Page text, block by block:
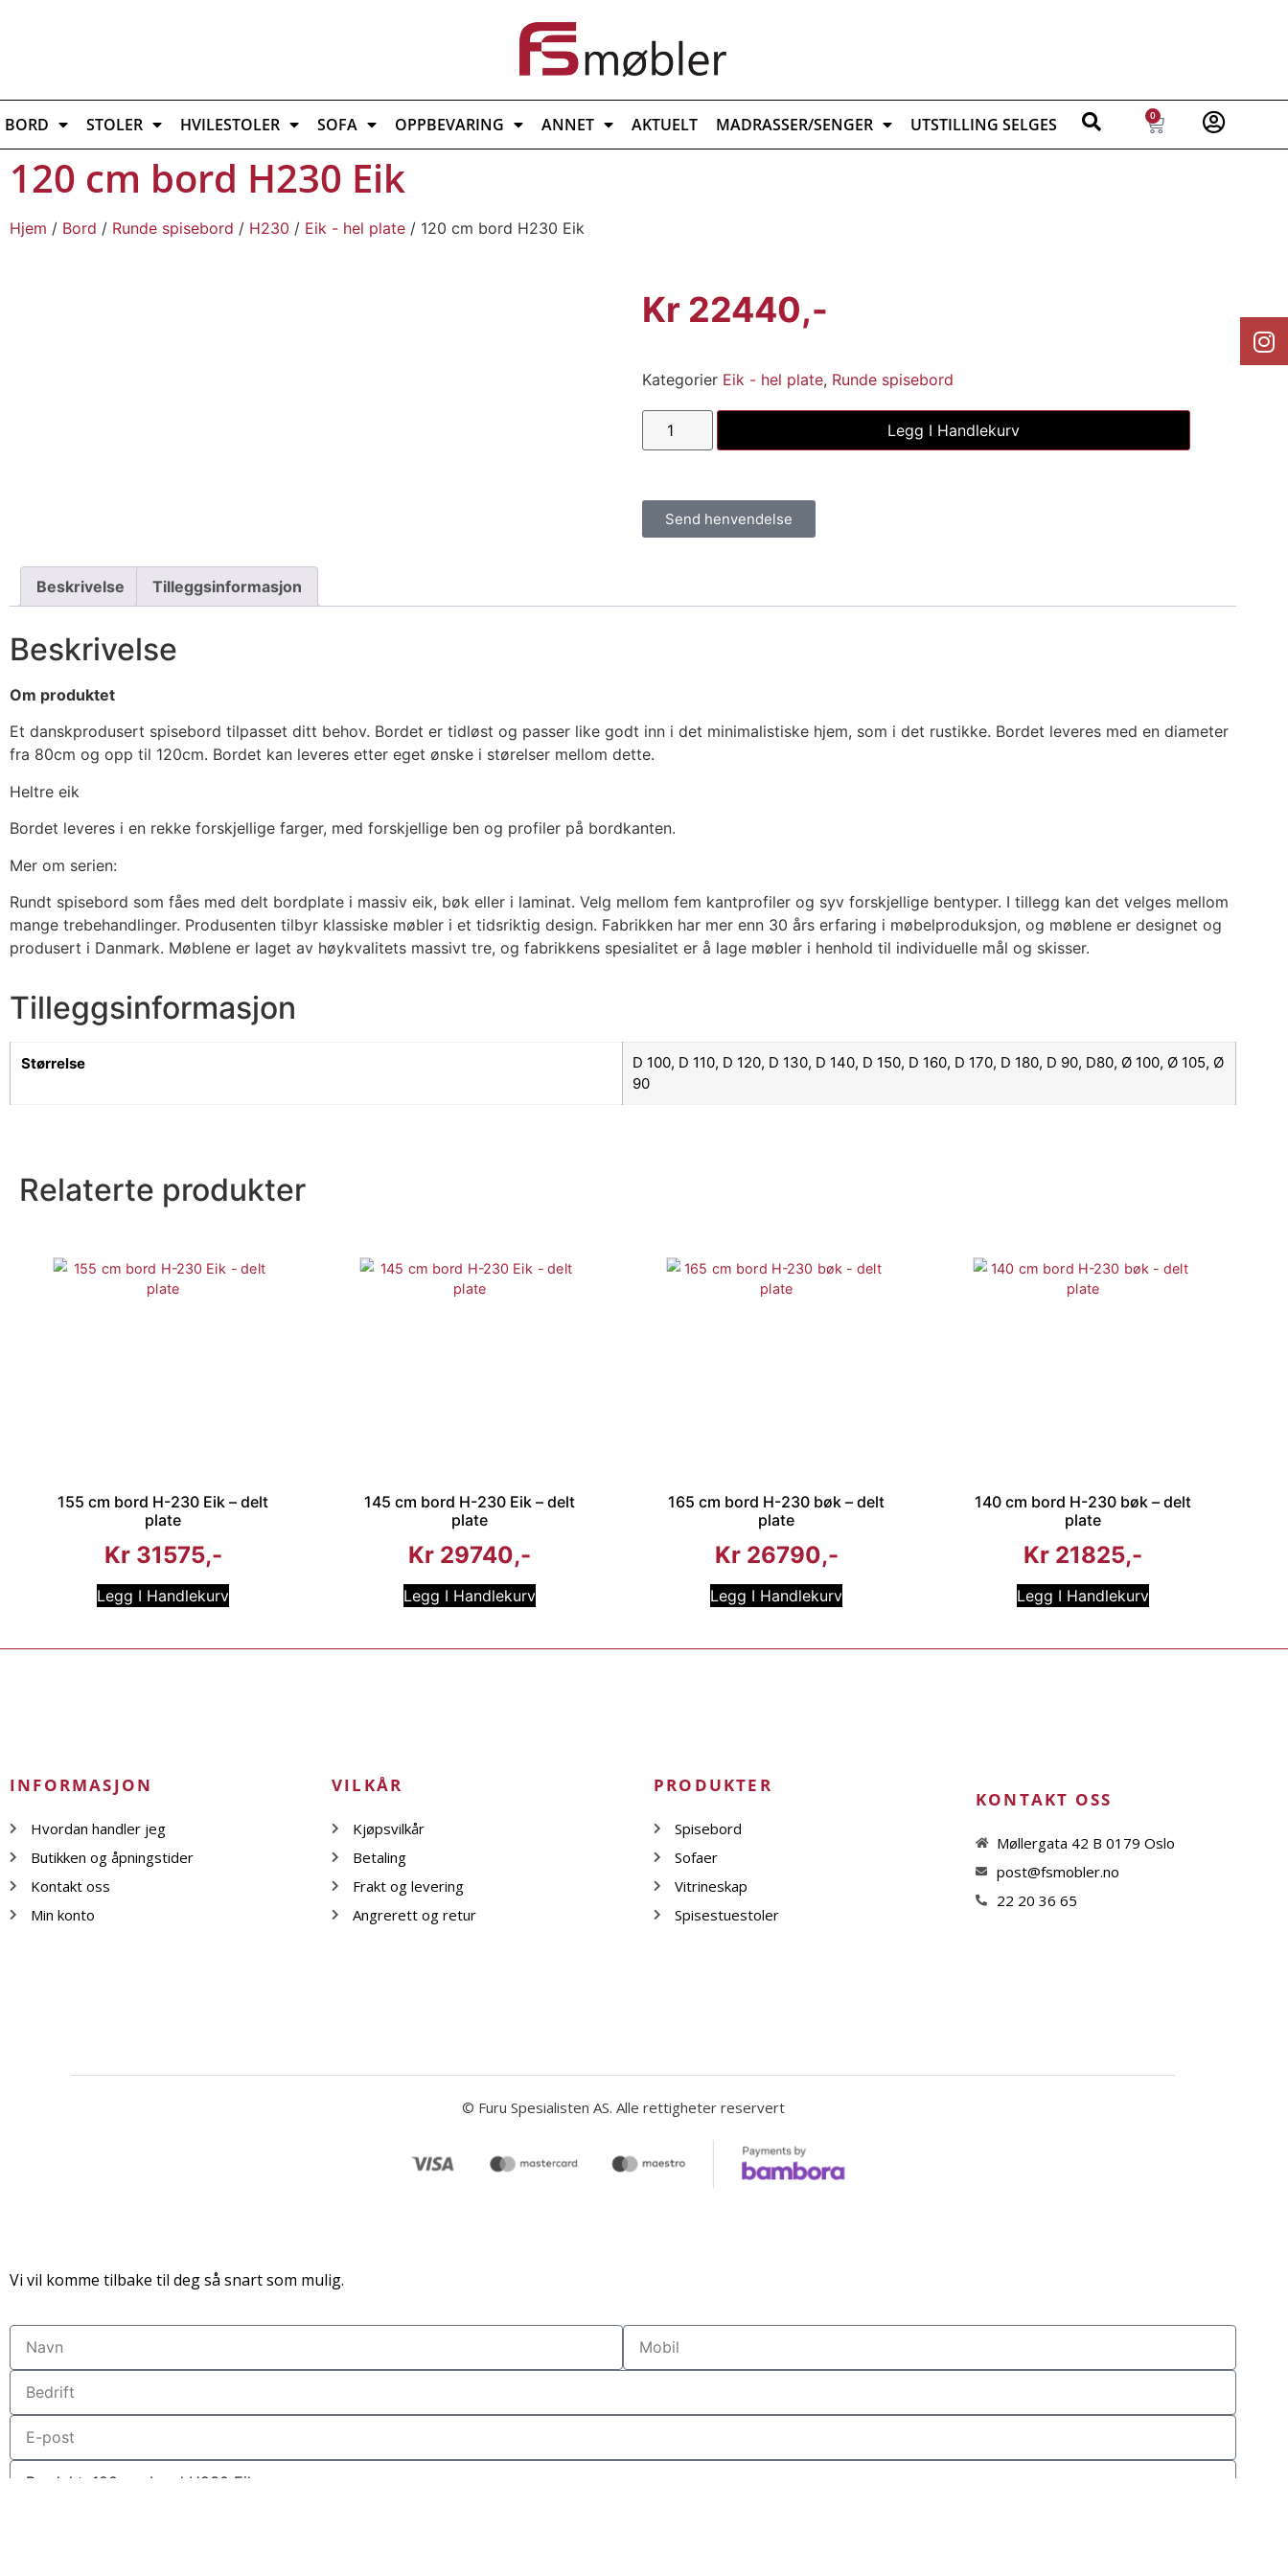
BORD STOLER HVILESTOLER SOFA OPPBEVARING ANNET AKTUELT MADRASSER/SENGER UTSTILLING SELGES 0
120 cm bord H230 Eik
Hjem / Bord / Runde spisebord / H230 / Eik - hel plate / 120 cm bord H230 Eik
Kr 22440
Kategorier Eik - hel plate, Runde spisebord
Legg I Handlekurv
Send henvendelse
Beskrivelse Tilleggsinformasjon
Beskrivelse
Om produktet
Et danskprodusert spisebord tilpasset ditt behov. Bordet er tidløst og passer like godt inn i det minimalistiske hjem, som i det rustikke. Bordet leveres med en diameter
fra 80cm og opp til 120cm. Bordet kan leveres etter eget ønske i størelser mellom dette.
Heltre eik
Bordet leveres i en rekke forskjellige farger, med forskjellige ben og profiler på bordkanten.
Mer om serien:
Rundt spisebord som fåes med delt bordplate i massiv eik, bøk eller i laminat. Velg mellom fem kantprofiler og syv forskjellige bentyper. I tillegg kan det velges mellom
mange trebehandlinger. Produsenten tilbyr klassiske møbler i et tidsriktig design. Fabrikken har mer enn 30 års erfaring i møbelproduksjon, og møblene er designet og
produsert i Danmark. Møblene er laget av høykvalitets massivt tre, og fabrikkens spesialitet er å lage møbler i henhold til individuelle mål og skisser.
Tilleggsinformasjon
Størrelse
D 100, D 110, D 120, D 130, D 140, D 150, D 160, D 170, D 180, D 90, D80, Ø 100, Ø 105, Ø
90
Relaterte produkter
155 cm bord H-230 Eik – delt
plate
Kr31575
Legg I Handlekurv
145 cm bord H-230 Eik – delt
plate
Kr 29740
Legg I Handlekurv
165 cm bord H-230 bøk – delt
plate
Kr26790
Legg I Handlekurv
140 cm bord H-230 bøk – delt
plate
Kr 21825
Legg I Handlekurv
INFORMASJON
Hvordan handler jeg
Butikken og åpningstider
Kontakt oss
Min konto
VILKÅR
Kjøpsvilkår
Betaling
Frakt og levering
Angrerett og retur
PRODUKTER
Spisebord
Sofaer
Vitrineskap
Spisestuestoler
KONTAKT OSS
Møllergata 42 B 0179 Oslo
post@fsmobler.no
22 20 36 65
© Furu Spesialisten AS. Alle rettigheter reservert
Vi vil komme tilbake til deg så snart som mulig.